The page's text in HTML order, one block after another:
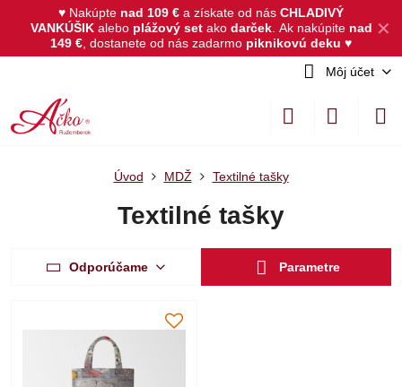
✕
♥ Nakúpte nad 109 € a získate od nás CHLADIVÝ
VANKÚŠIKalebo plážový set akodarček. Ak nakúpite nad
149 € , dostanete od nás zadarmo piknikovú deku ♥
Môj účet
Úvod MDŽ Textilné tašky
Textilné tašky
Odporúčame Parametre